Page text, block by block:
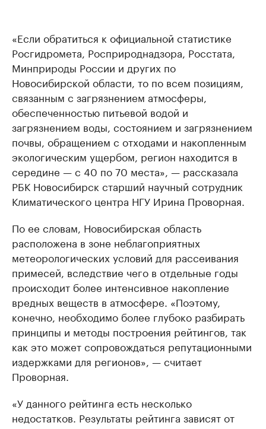
«Если обратиться к официальной статистике
Росгидромета, Росприроднадзора, Росстата,
Минприроды России и других по
Новосибирской области, то по всем позициям,
связанным с загрязнением атмосферы,
обеспеченностью питьевой водой и
загрязнением воды, состоянием и загрязнением
почвы, обращением с отходами и накопленным
экологическим ущербом, регион находится в
середине — с 40 по 70 места», — рассказала
РБК Новосибирск старший научный сотрудник
Климатического центра НГУ Ирина Проворная.
По ее словам, Новосибирская область
расположена в зоне неблагоприятных
метеорологических условий для рассеивания
примесей, вследствие чего в отдельные годы
происходит более интенсивное накопление
вредных веществ в атмосфере. «Поэтому,
конечно, необходимо более глубоко разбирать
принципы и методы построения рейтингов, так
как это может сопровождаться репутационными
издержками для регионов», — считает
Проворная.
«У данного рейтинга есть несколько
недостатков. Результаты рейтинга зависят от